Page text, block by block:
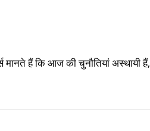
हैं कि आज की चुनौतियां अस्थायी हैं,